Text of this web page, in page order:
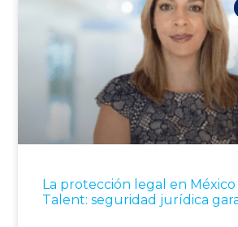
La protección legal en México
Talent: seguridad jurídica